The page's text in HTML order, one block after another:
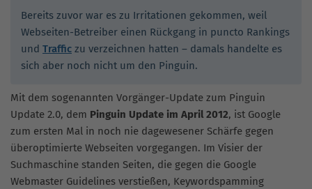
Bereits zuvor war es zu Irritationen gekommen, weil
Webseiten-Betreiber einen Rückgang in puncto Rankings
und Traffic zu verzeichnen hatten – damals handelte es
sich aber noch nicht um den Pinguin.
Mit dem sogenannten Vorgänger-Update zum Pinguin
Update 2.0, dem Pinguin Update im April 2012, ist Google
zum ersten Mal in noch nie dagewesener Schärfe gegen
überoptimierte Webseiten vorgegangen. Im Visier der
Suchmaschine standen Seiten, die gegen die Google
Webmaster Guidelines verstießen, Keywordspamming